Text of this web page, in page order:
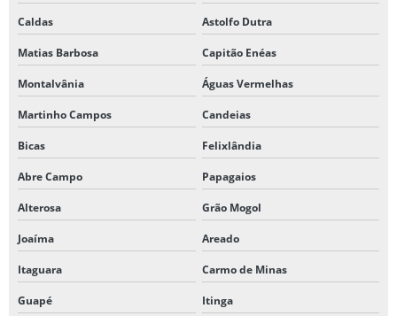
Caldas Astolfo Dutra
Matias Barbosa Capitão Enéas
Montalvânia Águas Vermelhas
Martinho Campos Candeias
Bicas Felixlândia
Abre Campo Papagaios
Alterosa Grão Mogol
Joaíma Areado
Itaguara Carmo de Minas
Guapé Itinga